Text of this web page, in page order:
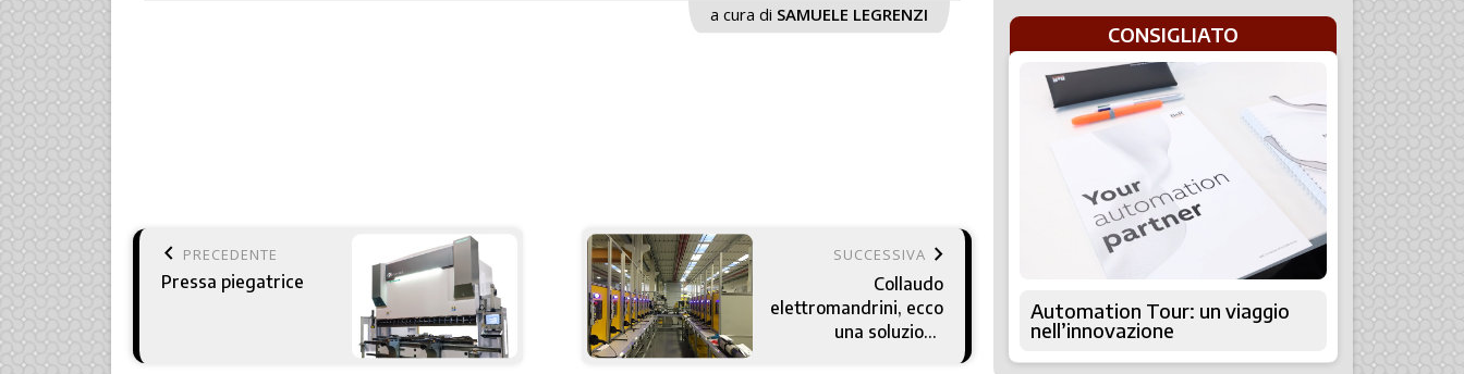
a cura di SAMUELE LEGRENZI
keyboard_arrow_left PRECEDENTE
Pressa piegatrice
SUCCESSIVA keyboard_arrow_right
Collaudo
elettromandrini, ecco
una soluzione
CONSIGLIATO
Automation Tour: un viaggio
nell’innovazione